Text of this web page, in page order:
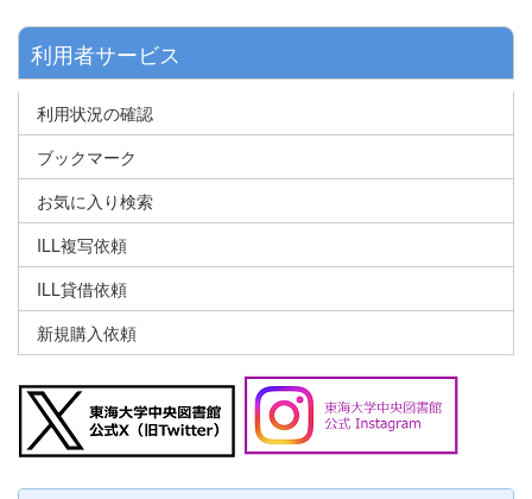
利用者サービス
利用状況の確認
ブックマーク
お気に入り検索
ILL複写依頼
ILL貸借依頼
新規購入依頼